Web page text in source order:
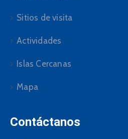
Sitios de visita
Actividades
Islas Cercanas
Mapa
Contáctanos